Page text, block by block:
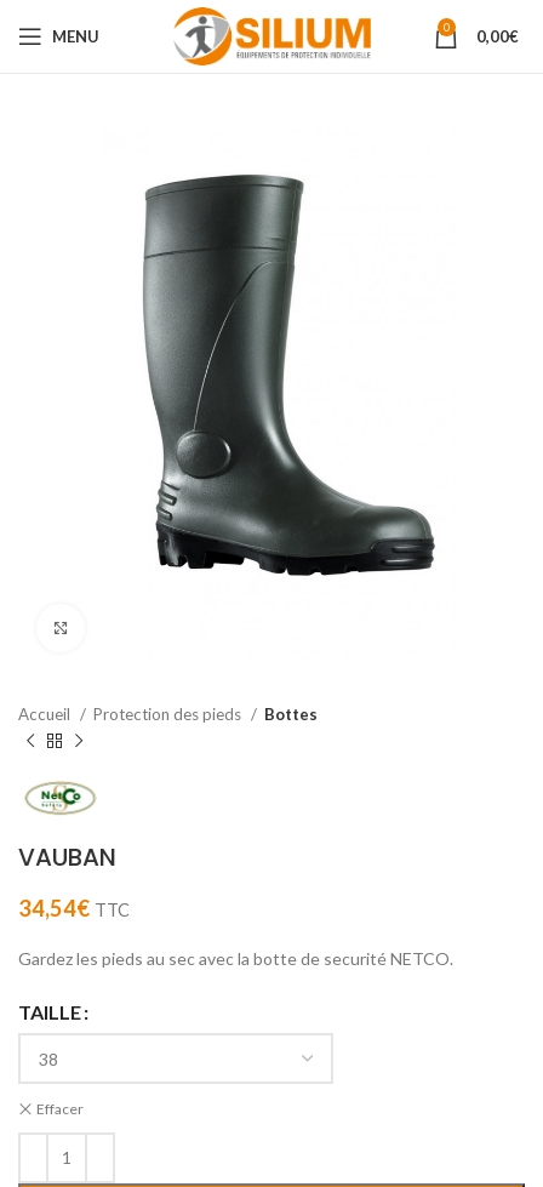
MENU 0 0,00€
Accueil Protection des pieds Bottes
VAUBAN
34,54€ TTC
Gardez les pieds au sec avec la botte de securité NETCO.
TAILLE
Effacer